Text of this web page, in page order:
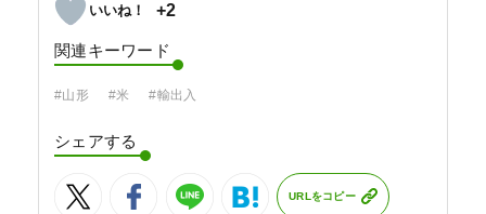
+2
関連キーワード
#山形 #米 #輸出入
シェアする
URLをコピー